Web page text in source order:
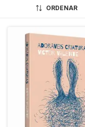
ORDENAR